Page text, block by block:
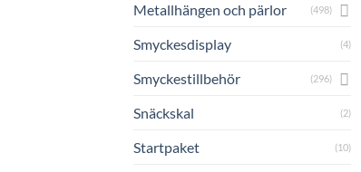
Metallhängen och pärlor (498)
Smyckesdisplay (4)
Smyckestillbehör (296)
Snäckskal (2)
Startpaket (10)